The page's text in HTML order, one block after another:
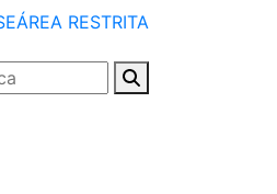
ÁREA RESTRITA